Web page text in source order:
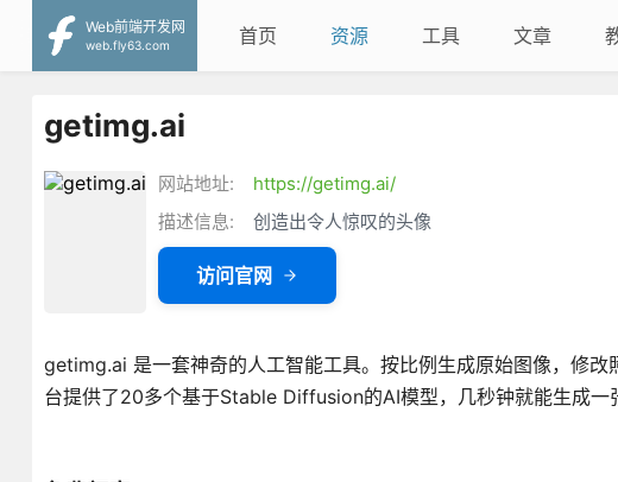
Web前端开发网
web.fly63.com
首页 资源 工具 文章
getimg.ai
网站地址:
https://getimg.ai/
描述信息:
创造出令人惊叹的头像
访问官网
getimg.ai 是一套神奇的人工智能工具。按比例生成原始图像，修
台提供了20多个基于Stable Diffusion的AI模型，几秒钟就能生成一